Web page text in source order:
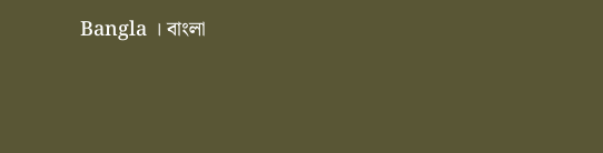
Skip to main content
Skip to header right navigation
Skip to site footer
Bangla । বাংলা